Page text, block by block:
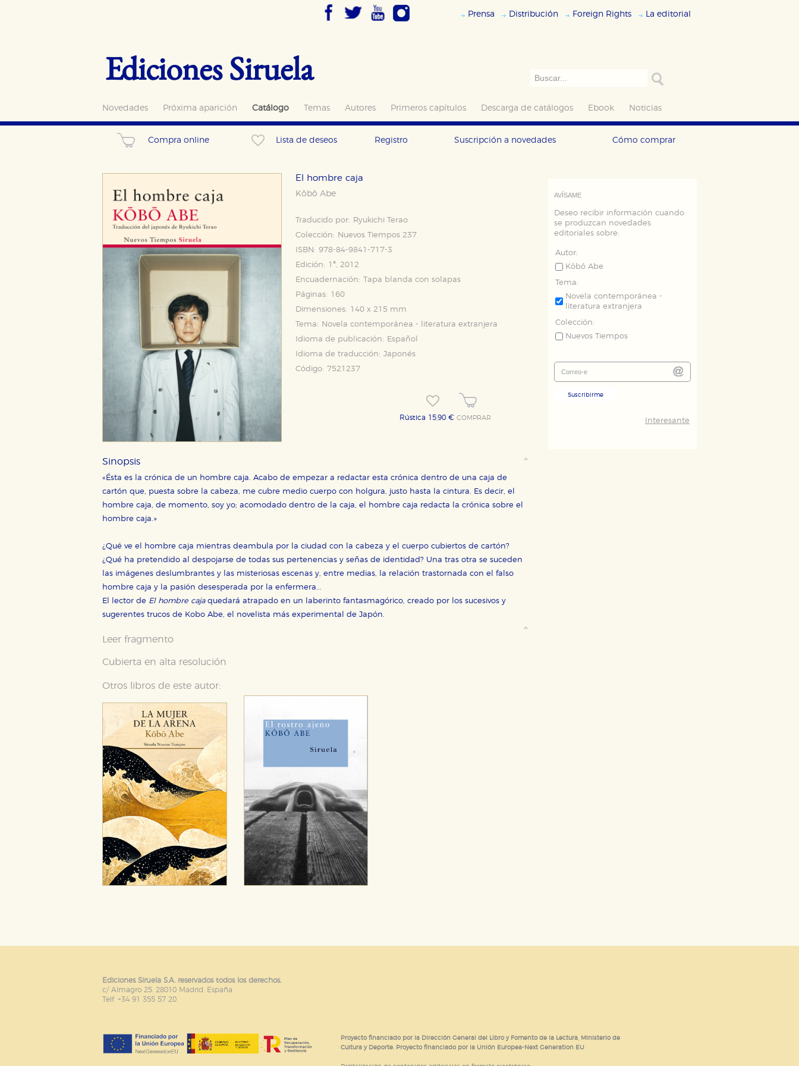
Prensa Distribución Foreign Rights La editorial
Ediciones Siruela
Novedades Próxima aparición Catálogo Temas Autores Primeros capítulos Descarga de catálogos Ebook Noticias
Compra online Lista de deseos Registro Suscripción a novedades Cómo comprar
El hombre caja
Kôbô Abe
Traducido por:
Ryukichi Terao
Colección:
Nuevos Tiempos 237
ISBN: 978-84-9841-717-3
Edición: 1ª, 2012
Encuadernación: Tapa blanda con solapas
Páginas: 160
Dimensiones: 140 x 215 mm
Tema:
Novela contemporánea - literatura extranjera
Idioma de publicación:
Español
Idioma de traducción: Japonés
Código: 7521237
Rústica 15,90 €COMPRAR
Sinopsis
«Ésta es la crónica de un hombre caja. Acabo de empezar a redactar esta crónica dentro de una caja de
cartón que, puesta sobre la cabeza, me cubre medio cuerpo con holgura, justo hasta la cintura. Es decir, el
hombre caja, de momento, soy yo; acomodado dentro de la caja, el hombre caja redacta la crónica sobre el
hombre caja.»
¿Qué ve el hombre caja mientras deambula por la ciudad con la cabeza y el cuerpo cubiertos de cartón?
¿Qué ha pretendido al despojarse de todas sus pertenencias y señas de identidad? Una tras otra se suceden
las imágenes deslumbrantes y las misteriosas escenas y, entre medias, la relación trastornada con el falso
hombre caja y la pasión desesperada por la enfermera...
El lector de El hombre cajaquedará atrapado en un laberinto fantasmagórico, creado por los sucesivos y
sugerentes trucos de Kobo Abe, el novelista más experimental de Japón.
Leer fragmento
Cubierta en alta resolución
Otros libros de este autor:
AVÍSAME
Deseo recibir información cuando
se produzcan novedades
editoriales sobre:
Autor:
Kôbô Abe
Tema:
Novela contemporánea -
literatura extranjera
Colección:
Nuevos Tiempos
Suscribirme
Interesante
Ediciones Siruela S.A. reservados todos los derechos.
c/ Almagro 25. 28010 Madrid. España
Telf. +34 91 355 57 20
Proyecto financiado por la Dirección General del Libro y Fomento de la Lectura, Ministerio de
Cultura y Deporte. Proyecto financiado por la Unión Europea-Next Generation EU
CONFIGURACIÓN DE COOKIES HABILITAR TODO
Cookies necesarias
Estas cookies son necesarias para que nuestro sitio web funcione y no es posible deshabilitarlas desde nuestro sistema. Es posible
hacerlo desde el navegador, pero en ese caso es posible que algunas áreas de nuestra web dejen de funcionar correctamente.
Cookies de rendimiento y analíticas
Estas cookies se utilizan para mejorar su experiencia de navegación y optimizar el funcionamiento de nuestro sitio web. Almacenan
configuraciones de servicios para que no tenga que reconfigurarlos cada vez que nos visita. La información es agregada y, por lo
Cookies de publicidad y redes sociales
Estas cookies son gestionadas por nuestros socios publicitarios y se utilizan para mostrar publicidad relevante para sus intereses en
dispositivo de internet.
GUARDAR CONFIGURACIÓN
Puede consultar nuestrapolítica de cookies